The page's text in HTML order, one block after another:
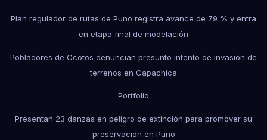
Plan regulador de rutas de Puno registra avance de 79 % y entra
en etapa final de modelación
Pobladores de Ccotos denuncian presunto intento de invasión de
terrenos en Capachica
Portfolio
Presentan 23 danzas en peligro de extinción para promover su
preservación en Puno